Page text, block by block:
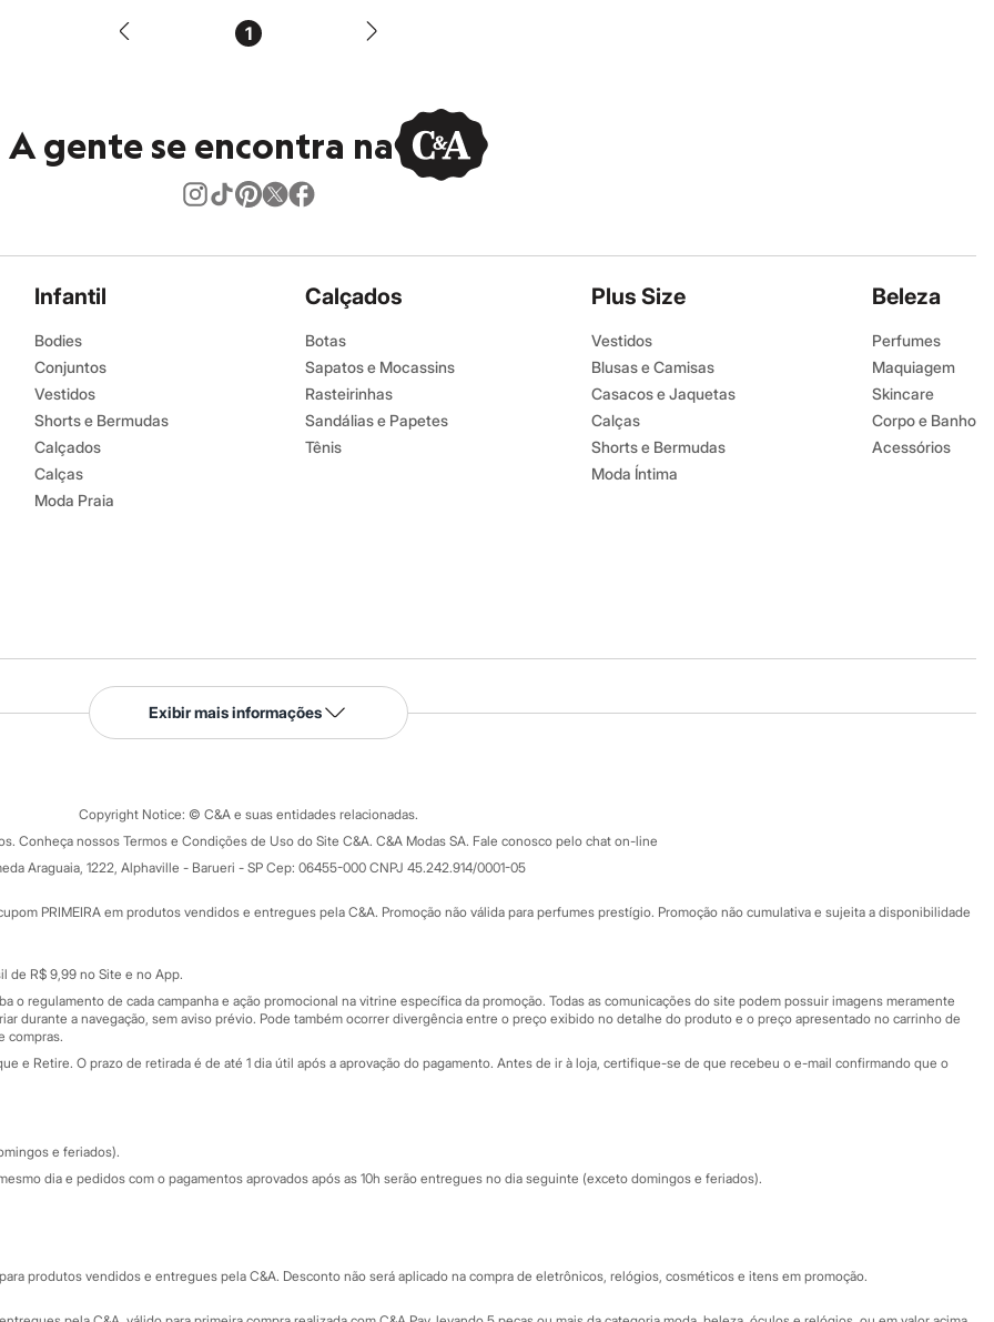
1
A gente se encontra na
Infantil
Bodies
Conjuntos
Vestidos
Shorts e Bermudas
Calçados
Calças
Moda Praia
Calçados
Botas
Sapatos e Mocassins
Rasteirinhas
Sandálias e Papetes
Tênis
Plus Size
Vestidos
Blusas e Camisas
Casacos e Jaquetas
Calças
Shorts e Bermudas
Moda Íntima
Beleza
Perfumes
Maquiagem
Skincare
Corpo e Banho
Acessórios
Serviços
Tipos de serviços
Formas de pagamento
Todas as vantagens
Minha C&A
Cupons de desconto
Atendimento
Fale conosco
Central de ética
Eventos
Exibir mais informações
Copyright Notice: © C&A e suas entidades relacionadas.
Conheça nossos Termos e Condições de Uso do Site C&A. C&A Modas SA. Fale conosco pelo chat on-line
Araguaia, 1222, Alphaville - Barueri - SP Cep: 06455-000 CNPJ 45.242.914/0001-05
PRIMEIRA em produtos vendidos e entregues pela C&A. Promoção não válida para perfumes prestígio. Promoção não cumulativa e sujeita a disponibilidade
de R$ 9,99 no Site e no App.
o regulamento de cada campanha e ação promocional na vitrine específica da promoção. Todas as comunicações do site podem possuir imagens meramente
durante a navegação, sem aviso prévio. Pode também ocorrer divergência entre o preço exibido no detalhe do produto e o preço apresentado no carrinho de
compras.
e Retire. O prazo de retirada é de até 1 dia útil após a aprovação do pagamento. Antes de ir à loja, certifique-se de que recebeu o e-mail confirmando que o
e feriados).
dia e pedidos com o pagamentos aprovados após as 10h serão entregues no dia seguinte (exceto domingos e feriados).
produtos vendidos e entregues pela C&A. Desconto não será aplicado na compra de eletrônicos, relógios, cosméticos e itens em promoção.